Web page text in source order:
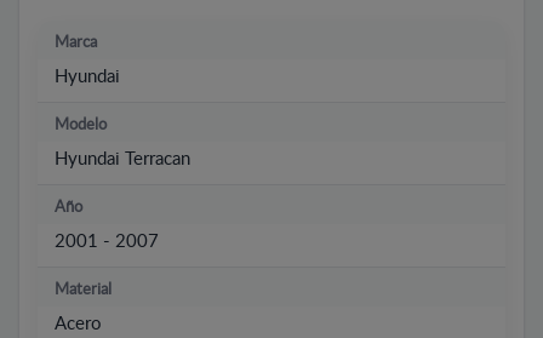
Marca
Hyundai
Modelo
Hyundai Terracan
Año
2001 - 2007
Material
Acero